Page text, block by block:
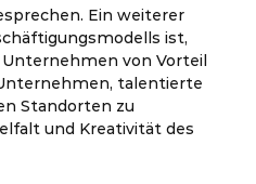
Ein weiterer
ist,
Unternehmen von Vorteil
talentierte
Standorten zu
und Kreativität des